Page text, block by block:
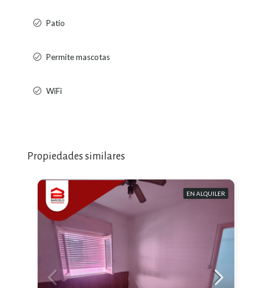
Patio
Permite mascotas
WiFi
Propiedades similares
EN ALQUILER